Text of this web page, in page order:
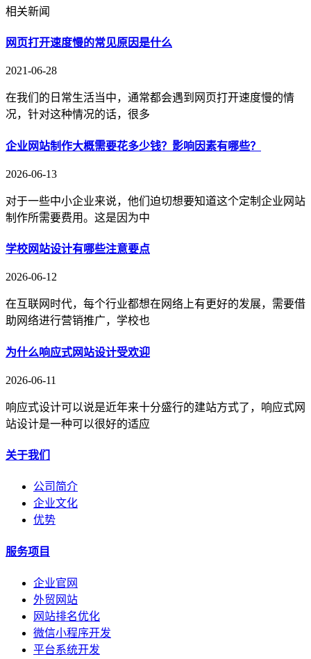
相关新闻
网页打开速度慢的常见原因是什么
2021-06-28
在我们的日常生活当中，通常都会遇到网页打开速度慢的情
况，针对这种情况的话，很多
企业网站制作大概需要花多少钱？影响因素有哪些？
2026-06-13
对于一些中小企业来说，他们迫切想要知道这个定制企业网站
制作所需要费用。这是因为中
学校网站设计有哪些注意要点
2026-06-12
在互联网时代，每个行业都想在网络上有更好的发展，需要借
助网络进行营销推广，学校也
为什么响应式网站设计受欢迎
2026-06-11
响应式设计可以说是近年来十分盛行的建站方式了，响应式网
站设计是一种可以很好的适应
关于我们
公司简介
企业文化
优势
服务项目
企业官网
外贸网站
网站排名优化
微信小程序开发
平台系统开发